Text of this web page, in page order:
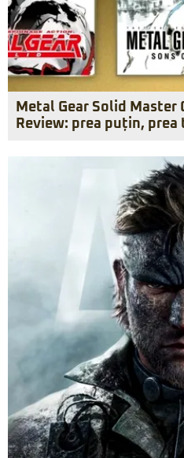
Metal Gear Solid Master
Review: prea puțin, prea